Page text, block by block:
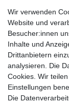
Werkzeug
Kältefitting
Y-Verteiler
Mein Konto
Kontakt
Versandkosten
Zahlungsarten
Wir verwenden
Website und
Besucher:innen
Inhalte und
Drittanbietern
analysieren. Die
Cookies. Wir
Einstellungen
Die